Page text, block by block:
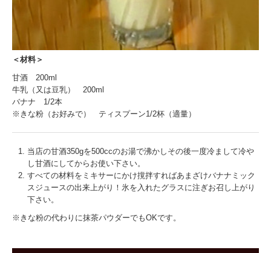
＜材料＞
甘酒 200ml
牛乳（又は豆乳） 200ml
バナナ 1/2本
※きな粉（お好みで） ティスプーン1/2杯（適量）
当店の甘酒350gを500ccのお湯で沸かしその後一度冷まして冷や
し甘酒にしてからお使い下さい。
すべての材料をミキサーにかけ撹拌すればあまざけバナナミック
スジュースの出来上がり！氷を入れたグラスに注ぎお召し上がり
下さい。
※きな粉の代わりに抹茶パウダーでもOKです。